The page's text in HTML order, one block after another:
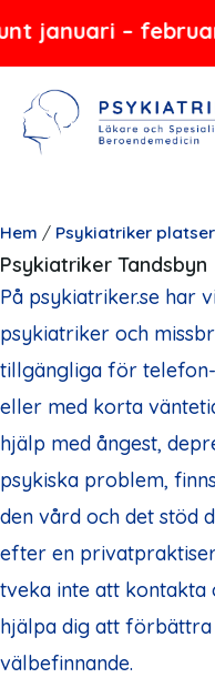
– februari 2027
Hoppa
innehåll
Hem / Psykiatriker platser
Psykiatriker Tandsbyn
På psykiatriker.se har
psykiatriker och
tillgängliga för
eller med korta
hjälp med ångest,
psykiska problem,
den vård och det stöd
efter en
tveka inte att kontakta
hjälpa dig att förbättra
välbefinnande.